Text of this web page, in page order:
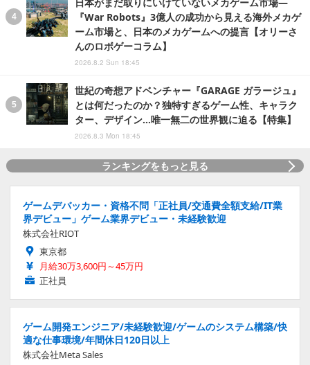
『War Robots』3億人の成功から見える海外メカゲ
ーム市場と、日本のメカゲームへの提言【オリーさ
んのロボゲーコラム】
2026.8.2 Sun 18:45
世紀の奇想アドベンチャー『GARAGE ガラージュ』
とは何だったのか？独特すぎるゲーム性、キャラク
ター、デザイン…唯一無二の世界観に迫る【特集】
2026.8.3 Mon 18:45
ランキングをもっと見る
ゲームデバッカー・資格不問「正社員/交通費全額支給/IT業
界デビュー」ゲーム業界デビュー・未経験歓迎
株式会社RIOT
東京都
月給30万3,600円～45万円
正社員
ゲーム開発エンジニア/未経験歓迎/ゲームのシステム構築/快
適な仕事環境/年間休日120日以上
株式会社Meta Sales